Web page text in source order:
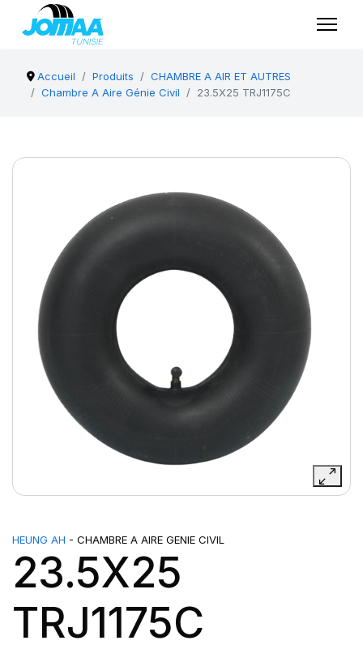
Accueil Produits
CHAMBRE A AIR ET AUTRES
Chambre A Aire Génie Civil
23.5X25 TRJ1175C
HEUNG AH - CHAMBRE A AIRE GENIE CIVIL
23.5X25
TRJ1175C